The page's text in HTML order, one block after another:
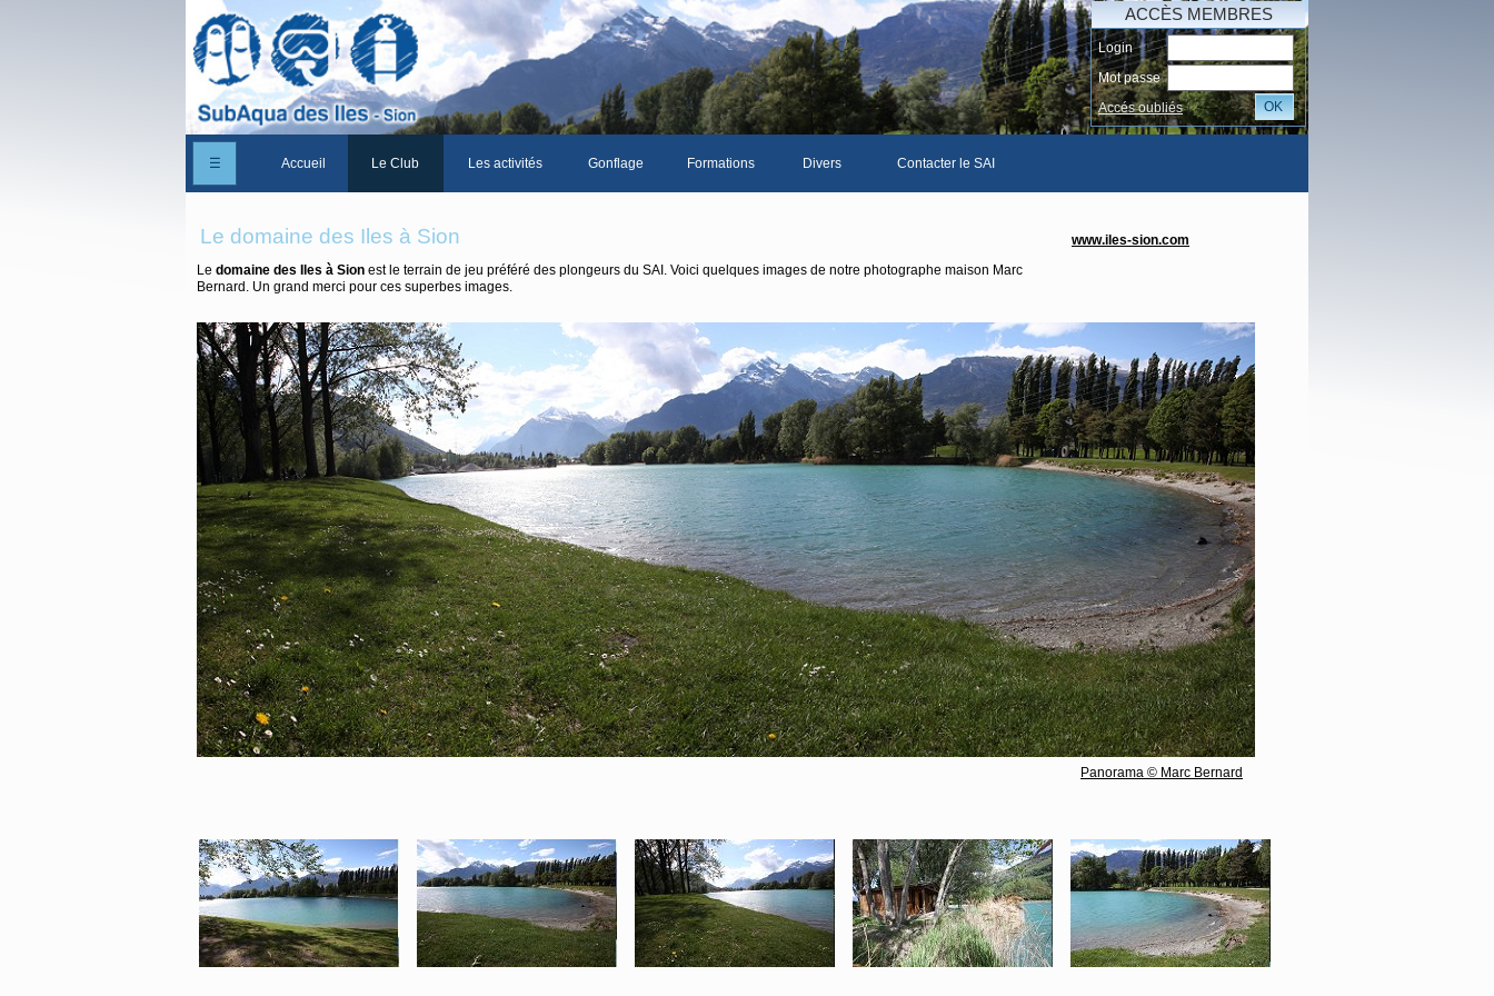
ACCÈS MEMBRES
Login
Mot passe
Accés oubliés
OK
☰ Accueil Le Club
Le comité
Les membres du club
La Cabane des Iles
Le domaine des Iles
Adhérer/Devenir membre
Les activités Gonflage Formations Divers
Piscine Sion
Contacter le SAI
Le domaine des Iles à Sion
www.iles-sion.com
Le domaine des Iles à Sion est le terrain de jeu préféré des plongeurs du SAI. Voici quelques images de notre photographe maison Marc
Bernard. Un grand merci pour ces superbes images.
Panorama © Marc Bernard